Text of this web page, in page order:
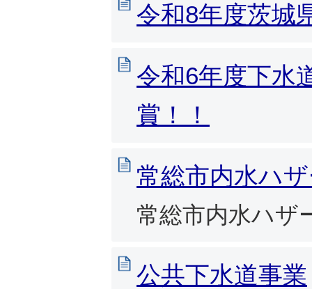
令和8年度茨城
令和6年度下水
賞！！
常総市内水ハ
常総市内水ハザ
公共下水道事業